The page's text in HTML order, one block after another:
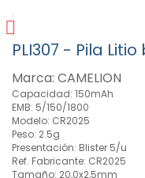
PLI307 - Pila
Marca: CAMELION
Capacidad: 150mAh
EMB: 5/150/1800
Modelo: CR2025
Peso: 2.5g
Presentación: Blister 5/u
Ref. Fabricante: CR2025
Tamaño: 20,0x2,5mm